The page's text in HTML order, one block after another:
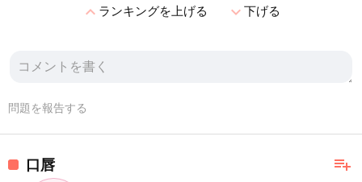
expand_lessランキングを上げる expand_more下げる
問題を報告する
playlist_add
口唇